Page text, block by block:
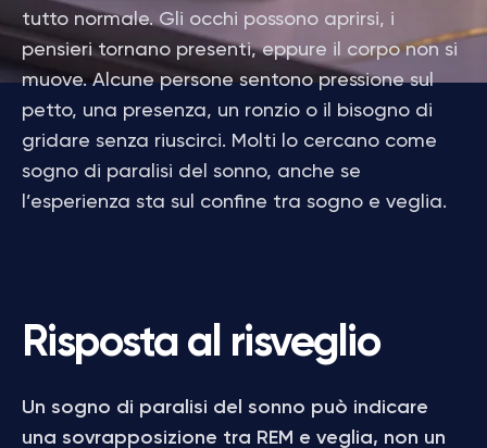
tutto normale. Gli occhi possono aprirsi, i
pensieri tornano presenti, eppure il corpo non si
muove. Alcune persone sentono pressione sul
petto, una presenza, un ronzio o il bisogno di
gridare senza riuscirci. Molti lo cercano come
sogno di paralisi del sonno, anche se
l’esperienza sta sul confine tra sogno e veglia.
Risposta al risveglio
Un sogno di paralisi del sonno può indicare
una sovrapposizione tra REM e veglia, non un